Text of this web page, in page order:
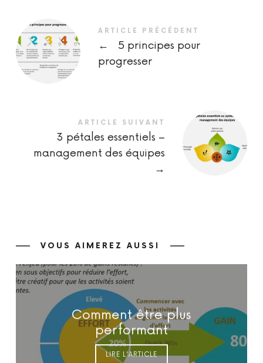
ARTICLE PRÉCÉDENT
←
5 principes pour
progresser
ARTICLE SUIVANT
3 pétales essentiels –
management des équipes
→
VOUS AIMEREZ AUSSI
Comment être plus
performant
LIRE L'ARTICLE